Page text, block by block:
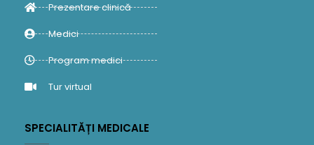
Prezentare clinică
Medici
Program medici
Tur virtual
SPECIALITĂȚI MEDICALE